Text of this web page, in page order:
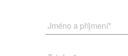
Jméno a příjmení*